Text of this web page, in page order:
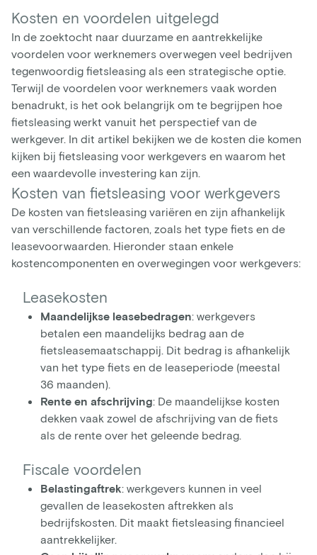
Kosten en voordelen uitgelegd
In de zoektocht naar duurzame en aantrekkelijke
voordelen voor werknemers overwegen veel bedrijven
tegenwoordig fietsleasing als een strategische optie.
Terwijl de voordelen voor werknemers vaak worden
benadrukt, is het ook belangrijk om te begrijpen hoe
fietsleasing werkt vanuit het perspectief van de
werkgever. In dit artikel bekijken we de kosten die komen
kijken bij fietsleasing voor werkgevers en waarom het
een waardevolle investering kan zijn.
Kosten van fietsleasing voor werkgevers
De kosten van fietsleasing variëren en zijn afhankelijk
van verschillende factoren, zoals het type fiets en de
leasevoorwaarden. Hieronder staan enkele
kostencomponenten en overwegingen voor werkgevers:
Leasekosten
Maandelijkse leasebedragen: werkgevers
betalen een maandelijks bedrag aan de
fietsleasemaatschappij. Dit bedrag is afhankelijk
van het type fiets en de leaseperiode (meestal
36 maanden).
Rente en afschrijving: De maandelijkse kosten
dekken vaak zowel de afschrijving van de fiets
als de rente over het geleende bedrag.
Fiscale voordelen
Belastingaftrek: werkgevers kunnen in veel
gevallen de leasekosten aftrekken als
bedrijfskosten. Dit maakt fietsleasing financieel
aantrekkelijker.